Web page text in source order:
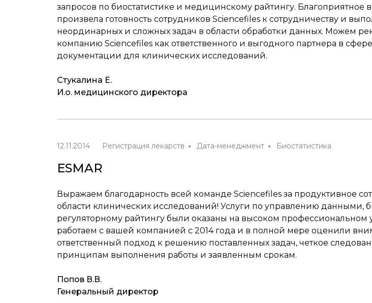
запросов по биостатистике и медицинскому райтингу. Благоприятное
произвела готовность сотрудников Sciencefiles к сотрудничеству и
неординарных и сложных задач в области обработки данных. Можем
компанию Sciencefiles как ответственного и выгодного партнера в
документации для клинических исследований.
Стукалина Е.
И.о. медицинского директора
12.11.2014 Регистрация лекарств Дата-менеджмент Биостатистика
ESMAR
Выражаем благодарность всей команде Sciencefiles за продуктивное
области клинических исследований! Услуги по управлению данными,
регуляторному райтингу были оказаны на высоком профессиональном
работаем с вашей компанией с 2014 года и в полной мере оценили
ответственный подход к решению поставленных задач, четкое
принципам выполнения работы и заявленным срокам.
Попов В.В.
Генеральный директор